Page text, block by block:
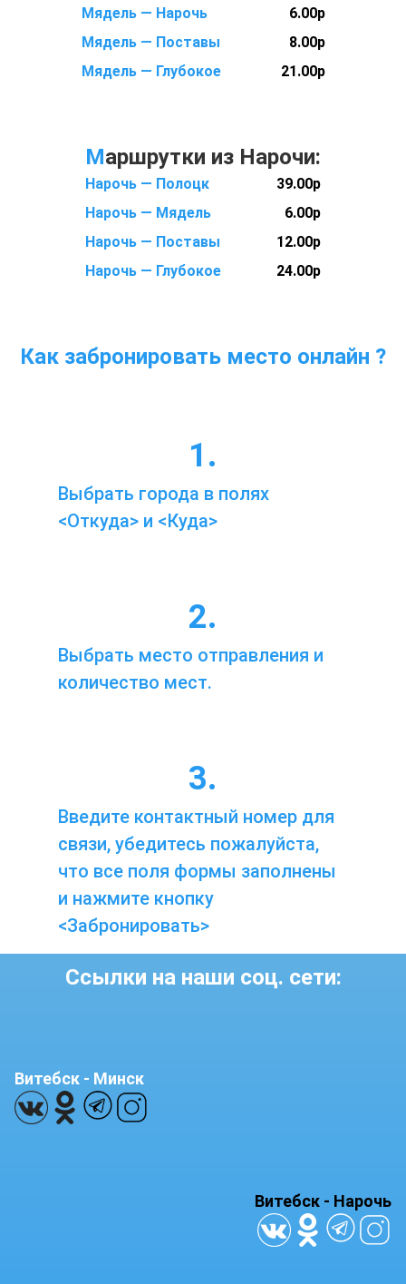
Мядель — Нарочь
6.00р
Мядель — Поставы
8.00р
Мядель — Глубокое
21.00р
Маршрутки из Нарочи:
Нарочь — Полоцк
39.00р
Нарочь — Мядель
6.00р
Нарочь — Поставы
12.00р
Нарочь — Глубокое
24.00р
Как забронировать место онлайн ?
1.
Выбрать города в полях
<Откуда> и <Куда>
2.
Выбрать место отправления и
количество мест.
3.
Введите контактный номер для
связи, убедитесь пожалуйста,
что все поля формы заполнены
и нажмите кнопку
<Забронировать>
Ссылки на наши соц. сети:
Витебск - Минск
Витебск - Нарочь